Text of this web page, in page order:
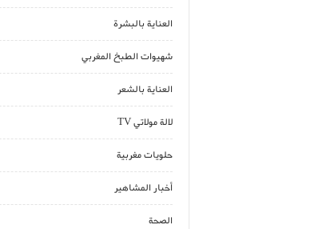
العناية بالبشرة
شهيوات الطبخ المغربي
العناية بالشعر
لالة مولاتي TV
حلويات مغربية
أخبار المشاهير
الصحة